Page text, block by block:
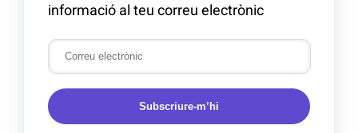
informació al teu correu electrònic
Subscriure-m’hi